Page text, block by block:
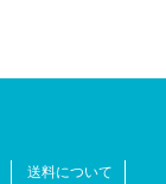
送料について